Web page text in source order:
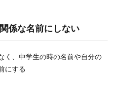
係な名前にしない
く、中学生の時の名前や自分の
にする